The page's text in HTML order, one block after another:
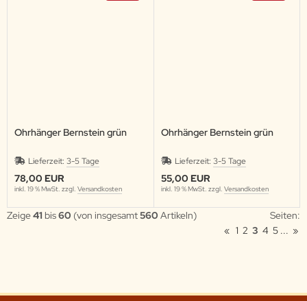
Ohrhänger Bernstein grün
Lieferzeit: 3-5 Tage
78,00 EUR
inkl. 19 % MwSt. zzgl. Versandkosten
Ohrhänger Bernstein grün
Lieferzeit: 3-5 Tage
55,00 EUR
inkl. 19 % MwSt. zzgl. Versandkosten
Zeige41 bis60 (von insgesamt560 Artikeln)
Seiten:
« 1 2 3 4 5 ... »